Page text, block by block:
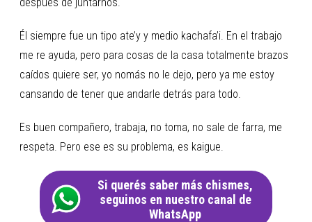
Él siempre fue un tipo ate’y y medio kachafa’i. En el trabajo
me re ayuda, pero para cosas de la casa totalmente brazos
caídos quiere ser, yo nomás no le dejo, pero ya me estoy
cansando de tener que andarle detrás para todo.
Es buen compañero, trabaja, no toma, no sale de farra, me
respeta. Pero ese es su problema, es kaigue.
Si querés saber más chismes,
seguinos en nuestro canal de
WhatsApp